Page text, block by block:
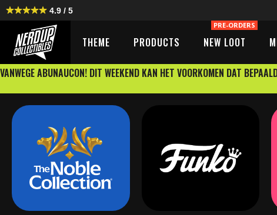
4.9 / 5
THEME PRODUCTS NEW LOOT
PRE-ORDERS
VANWEGE ABUNAUCON! DIT WEEKEND KAN HET VOORKOMEN DAT